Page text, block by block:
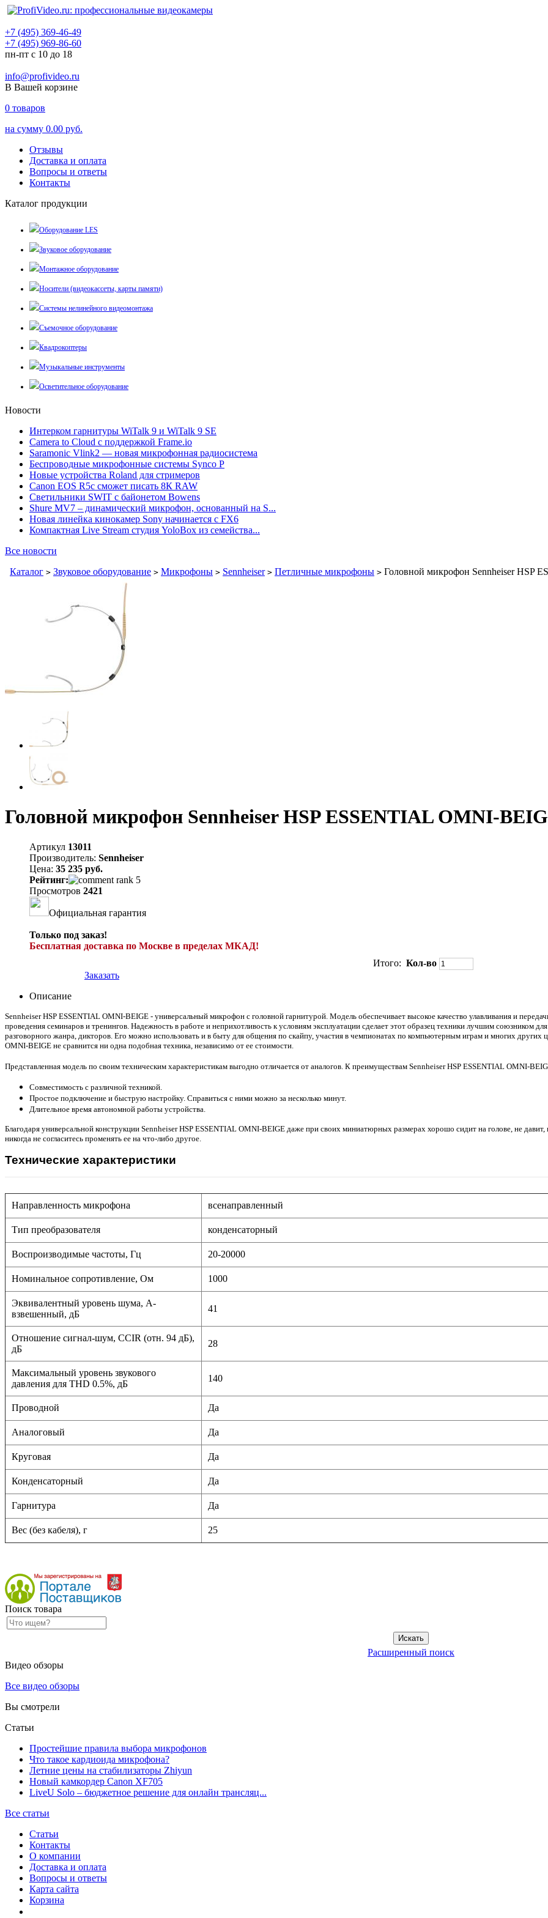
+7 (495) 369-46-49
+7 (495) 969-86-60
пн-пт с 10 до 18
info@profivideo.ru
В Вашей корзине
0 товаров
на сумму 0.00 руб.
Отзывы
Доставка и оплата
Вопросы и ответы
Контакты
Каталог продукции
Оборудование LES
Звуковое оборудование
Монтажное оборудование
Носители (видеокассеты, карты памяти)
Системы нелинейного видеомонтажа
Съемочное оборудование
Квадрокоптеры
Музыкальные инструменты
Осветительное оборудование
Новости
Интерком гарнитуры WiTalk 9 и WiTalk 9 SE
Camera to Cloud с поддержкой Frame.io
Saramonic Vlink2 — новая микрофонная радиосистема
Беспроводные микрофонные системы Synco P
Новые устройства Roland для стримеров
Canon EOS R5c сможет писать 8К RAW
Светильники SWIT с байонетом Bowens
Shure MV7 – динамический микрофон, основанный на S...
Новая линейка кинокамер Sony начинается с FX6
Компактная Live Stream студия YoloBox из семейства...
Все новости
Каталог > Звуковое оборудование > Микрофоны > Sennheiser > Петличные микрофоны > Головной микрофон Sennheiser HSP
Головной микрофон Sennheiser HSP ESSENTIAL OMNI-
Артикул 13011
Производитель: Sennheiser
Цена: 35 235 руб.
Рейтинг:
Просмотров 2421
Официальная гарантия
Только под заказ!
Бесплатная доставка по Москве в пределах МКАД!
Итого: Кол-во
Заказать
Описание
Sennheiser HSP ESSENTIAL OMNI-BEIGE - универсальный микрофон с головной гарнитурой. Модель обеспечивает высокое качество улавливания и
проведения семинаров и тренингов. Надежность в работе и неприхотливость к условиям эксплуатации сделает этот образец техники лучшим союзником
разговорного жанра, дикторов. Его можно использовать и в быту для общения по скайпу, участия в чемпионатах по компьютерным играм и многих
OMNI-BEIGE не сравнится ни одна подобная техника, независимо от ее стоимости.
Представленная модель по своим техническим характеристикам выгодно отличается от аналогов. К преимуществам Sennheiser HSP ESSENTIAL OMNI-
Совместимость с различной техникой.
Простое подключение и быструю настройку. Справиться с ними можно за несколько минут.
Длительное время автономной работы устройства.
Благодаря универсальной конструкции Sennheiser HSP ESSENTIAL OMNI-BEIGE даже при своих миниатюрных размерах хорошо сидит на голове, не
никогда не согласитесь променять ее на что-либо другое.
Технические характеристики
Направленность микрофона всенаправленный
Тип преобразователя конденсаторный
Воспроизводимые частоты, Гц 20-20000
Номинальное сопротивление, Ом 1000
Эквивалентный уровень шума, A-
взвешенный, дБ
41
Отношение сигнал-шум, CCIR (отн. 94 дБ),
дБ
28
Максимальный уровень звукового
давления для THD 0.5%, дБ
140
Проводной Да
Аналоговый Да
Круговая Да
Конденсаторный Да
Гарнитура Да
Вес (без кабеля), г 25
Поиск товара
Расширенный поиск
Видео обзоры
Все видео обзоры
Вы смотрели
Статьи
Простейшие правила выбора микрофонов
Что такое кардиоида микрофона?
Летние цены на стабилизаторы Zhiyun
Новый камкордер Canon XF705
LiveU Solo – бюджетное решение для онлайн трансляц...
Все статьи
Статьи
Контакты
О компании
Доставка и оплата
Вопросы и ответы
Карта сайта
Корзина